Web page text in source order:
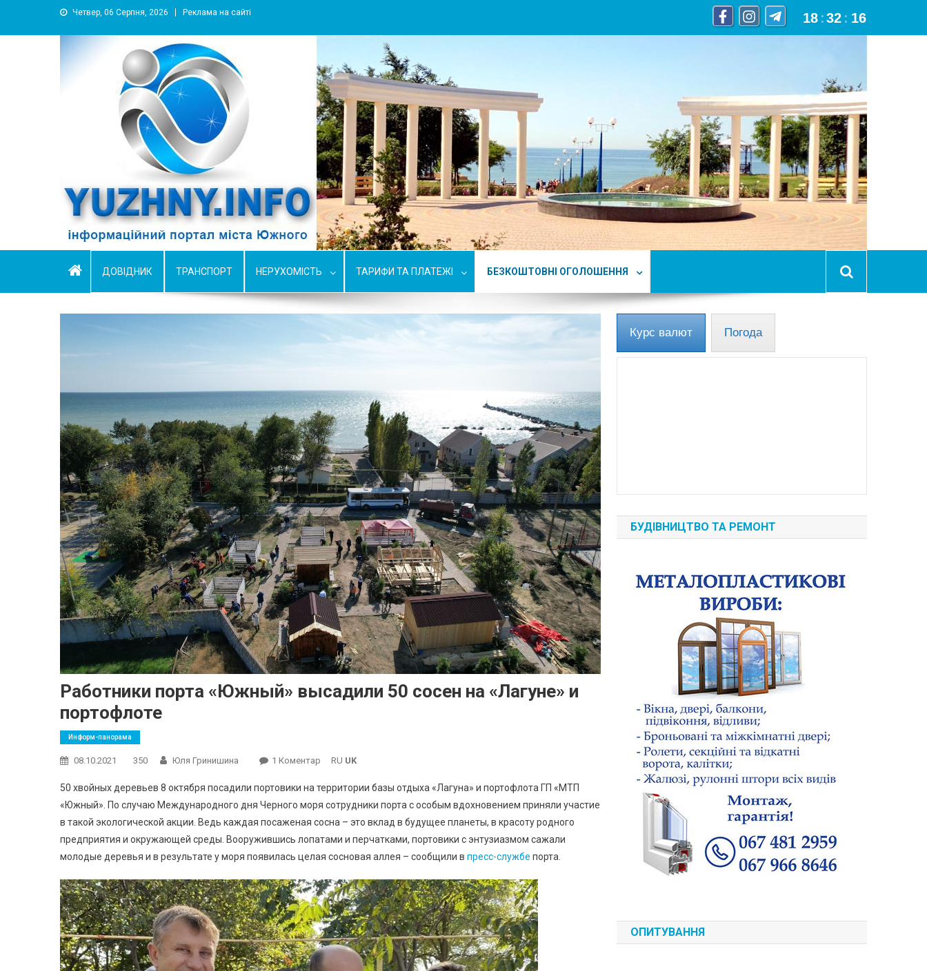
Четвер, 06 Серпня, 2026 Реклама на сайті 18 :32 : 18
YUZHNY.INFO
информационный портал города Южный
ДОВІДНИК ТРАНСПОРТ НЕРУХОМІСТЬ ТАРИФИ ТА ПЛАТЕЖІ БЕЗКОШТОВНІ ОГОЛОШЕННЯ
Работники порта «Южный» высадили 50 сосен на «Лагуне» и
портофлоте
Информ-панорама
08.10.2021 350 Юля Гринишина 1 Коментар До
Порта
«Южный»
Высадили
50
Сосен
«Лагуне»
И
Портофлоте
RU UK
50 хвойных деревьев 8 октября посадили портовики на территории базы отдыха «Лагуна» и портофлота ГП «МТП
«Южный». По случаю Международного дня Черного моря сотрудники порта с особым вдохновением приняли участие
в такой экологической акции. Ведь каждая посаженая сосна – это вклад в будущее планеты, в красоту родного
предприятия и окружающей среды. Вооружившись лопатами и перчатками, портовики с энтузиазмом сажали
молодые деревья и в результате у моря появилась целая сосновая аллея – сообщили в пресс-службе порта.
Курс валют Погода
БУДІВНИЦТВО ТА РЕМОНТ
ОПИТУВАННЯ